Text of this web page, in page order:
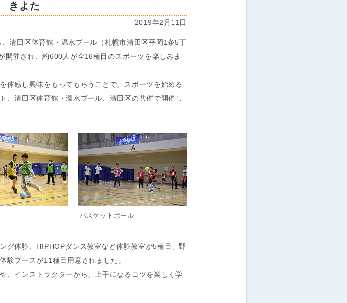
よた
2019年2月11日
清田区体育館・温水プール（札幌市清田区平岡1条5丁
され、約600人が全16種目のスポーツを楽しみま
体感し興味をもってもらうことで、スポーツを始める
、清田区体育館・温水プール、清田区の共催で開催し
バスケットボール
グ体験、HIPHOPダンス教室など体験教室が5種目、野
験ブースが11種目用意されました。
、インストラクターから、上手になるコツを楽しく学